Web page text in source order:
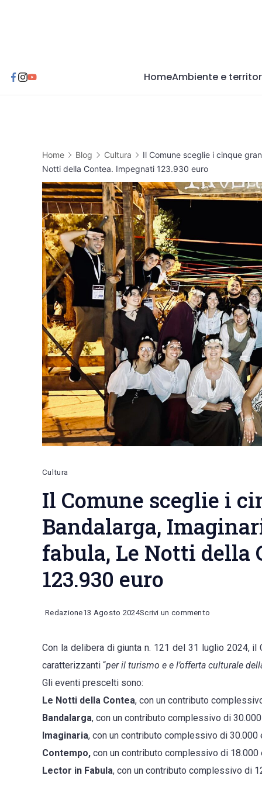
HomeAmbiente e
Home Blog Cultura
Il Comune sceglie i cinque
Notti della Contea. Impegnati 123.930 euro
Cultura
Il Comune sceglie i
Bandalarga,
fabula, Le Notti della
123.930 euro
Redazione13 Agosto 2024Scrivi un commento
Comune
sceglie
cinque
grandi
eventi:
Bandalarga,
Imaginaria,
Con la delibera di giunta n. 121 del 31 luglio 2024,
caratterizzanti “per il turismo e e l’offerta culturale
Gli eventi prescelti sono:
Le Notti della Contea, con un contributo
Bandalarga, con un contributo complessivo di
Imaginaria, con un contributo complessivo di 30.000
Contempo, con un contributo complessivo di 18.000
Lector in Fabula, con un contributo complessivo di